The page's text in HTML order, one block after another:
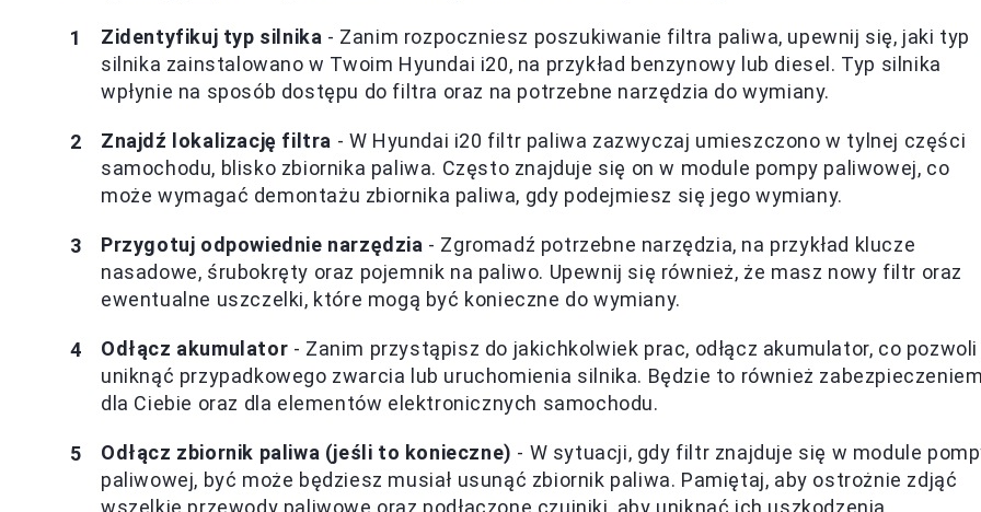
Zidentyfikuj typ silnika - Zanim rozpoczniesz poszukiwanie filtra paliwa, upewnij się, jaki typ
silnika zainstalowano w Twoim Hyundai i20, na przykład benzynowy lub diesel. Typ silnika
wpłynie na sposób dostępu do filtra oraz na potrzebne narzędzia do wymiany.
Znajdź lokalizację filtra - W Hyundai i20 filtr paliwa zazwyczaj umieszczono w tylnej części
samochodu, blisko zbiornika paliwa. Często znajduje się on w module pompy paliwowej, co
może wymagać demontażu zbiornika paliwa, gdy podejmiesz się jego wymiany.
Przygotuj odpowiednie narzędzia - Zgromadź potrzebne narzędzia, na przykład klucze
nasadowe, śrubokręty oraz pojemnik na paliwo. Upewnij się również, że masz nowy filtr oraz
ewentualne uszczelki, które mogą być konieczne do wymiany.
Odłącz akumulator - Zanim przystąpisz do jakichkolwiek prac, odłącz akumulator, co pozwoli
uniknąć przypadkowego zwarcia lub uruchomienia silnika. Będzie to również
dla Ciebie oraz dla elementów elektronicznych samochodu.
Odłącz zbiornik paliwa (jeśli to konieczne) - W sytuacji, gdy filtr znajduje się w module
paliwowej, być może będziesz musiał usunąć zbiornik paliwa. Pamiętaj, aby ostrożnie zdjąć
wszelkie przewody paliwowe oraz podłączone czujniki, aby uniknąć ich uszkodzenia.